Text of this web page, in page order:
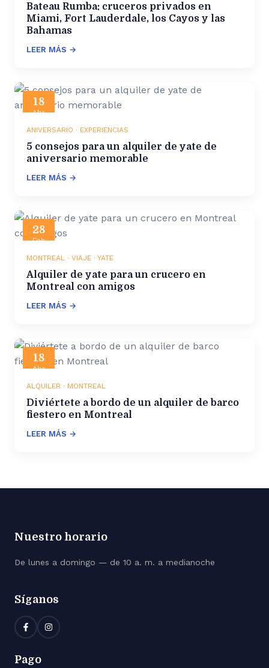
Bateau Rumba: cruceros privados en
Miami, Fort Lauderdale, los Cayos y las
Bahamas
LEER MÁS →
18
Abr
ANIVERSARIO · EXPERIENCIAS
5 consejos para un alquiler de yate de
aniversario memorable
LEER MÁS →
28
Feb
MONTREAL · VIAJE · YATE
Alquiler de yate para un crucero en
Montreal con amigos
LEER MÁS →
18
Abr
ALQUILER · MONTREAL
Diviértete a bordo de un alquiler de barco
fiestero en Montreal
LEER MÁS →
Nuestro horario
De lunes a domingo — de 10 a. m. a medianoche
Síganos
Pago